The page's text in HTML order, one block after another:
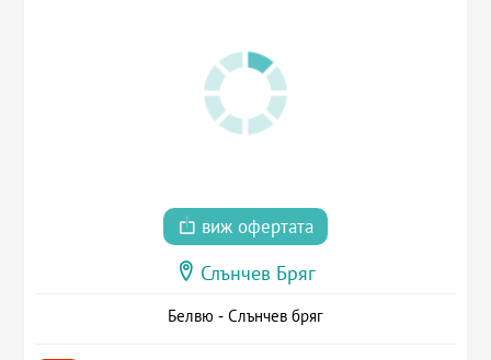
виж офертата
Слънчев Бряг
Белвю - Слънчев бряг